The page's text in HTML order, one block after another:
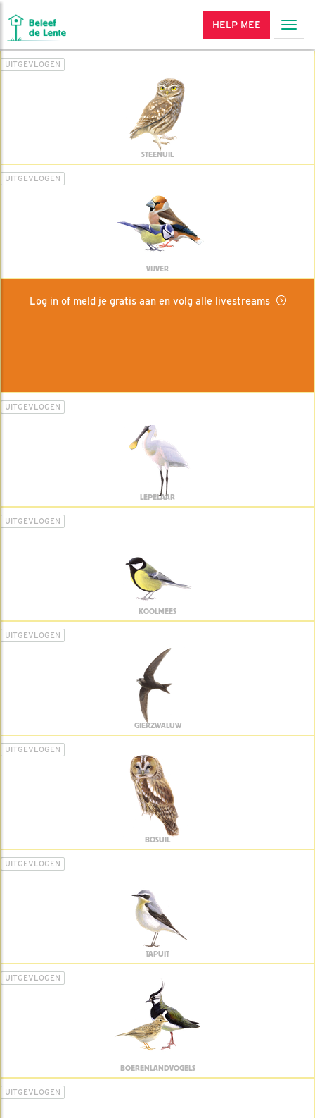
HELP MEE
UITGEVLOGEN
STEENUIL
UITGEVLOGEN
VIJVER
Log in of meld je gratis aan en volg alle livestreams
UITGEVLOGEN
LEPELAAR
UITGEVLOGEN
KOOLMEES
UITGEVLOGEN
GIERZWALUW
UITGEVLOGEN
BOSUIL
UITGEVLOGEN
TAPUIT
UITGEVLOGEN
BOERENLANDVOGELS
UITGEVLOGEN